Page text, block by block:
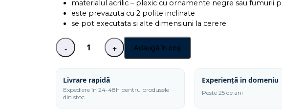
materialul acrilic – plexic cu ornamente negre sau fumurii
este prevazuta cu 2 polite inclinate
se pot executata si alte dimensiuni la cerere
-
Cantitate
patiserie
deschisa
cu
+ Adaugă în coș
Livrare rapidă
Expediere în 24-48h pentru produsele
din stoc
Experiență in domeniu
Peste 25 de ani